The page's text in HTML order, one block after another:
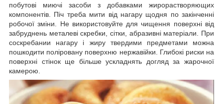
побутові миючі засоби з добавками жирорастворяющих
компонентів. Піч треба мити від нагару щодня по закінченні
робочої зміни. Не використовуйте для чищення поверхні від
забруднень металеві скребки, сітки, абразивні матеріали. При
соскребании нагару і жиру твердими предметами можна
пошкодити поліровану поверхню нержавійки. Глибокі риски на
поверхні стінок ще більше ускладнять догляд за жарочної
камерою.